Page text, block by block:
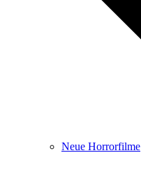
Neue Horrorfilme